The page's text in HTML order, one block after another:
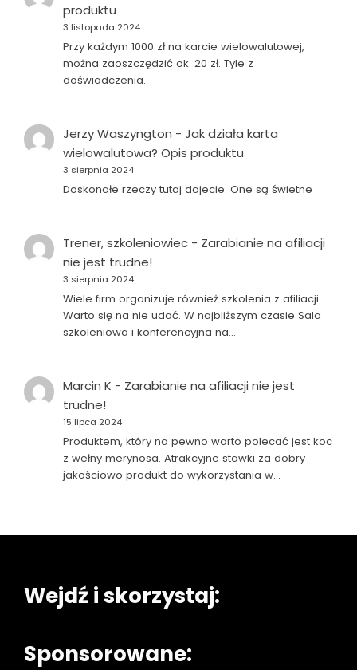
produktu
3 listopada 2024
Przy każdym 1000 zł na karcie wielowalutowej,
można zaoszczędzić ok. 20 zł. Tyle z
doświadczenia.
Jerzy Waszyngton - Jak działa karta
wielowalutowa? Opis produktu
3 sierpnia 2024
Doskonałe rzeczy tutaj dajecie. One są świetne
Trener, szkoleniowiec- Zarabianie na afiliacji
nie jest trudne!
3 sierpnia 2024
Wiele firm organizuje również szkolenia z afiliacji.
Warto się na nie udać. W najbliższym czasie Sala
szkoleniowa i konferencyjna na…
Marcin K - Zarabianie na afiliacji nie jest
trudne!
15 lipca 2024
Produktem, który na pewno warto polecać jest koc
z wełny merynosa. Atrakcyjne stawki za dobry
jakościowo produkt do wykorzystania w…
Wejdź i skorzystaj:
Sponsorowane: